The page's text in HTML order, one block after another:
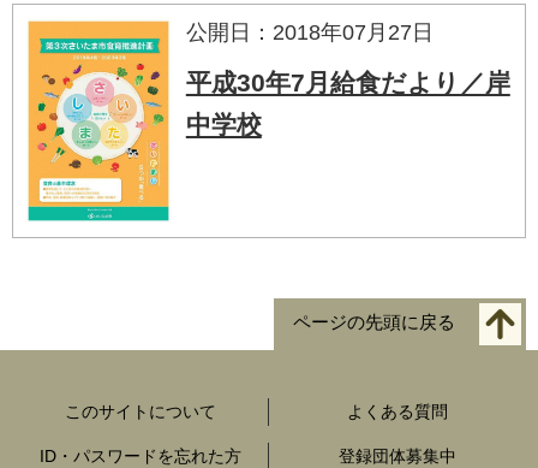
公開日：2018年07月27日
平成30年7月給食だより／岸
中学校
ページの先頭に戻る
このサイトについて よくある質問
ID・パスワードを忘れた方 登録団体募集中